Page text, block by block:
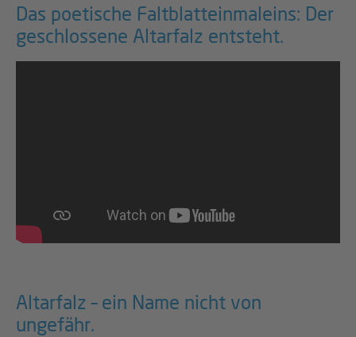
Das poetische Faltblatteinmaleins: Der
geschlossene Altarfalz entsteht.
Altarfalz – ein Name nicht von
ungefähr.